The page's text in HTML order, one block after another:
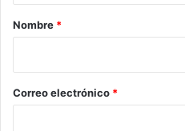
r
*
Nombre *
Correo electrónico *